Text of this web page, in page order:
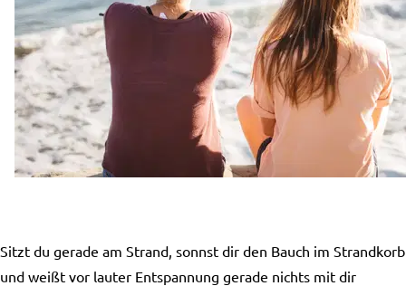
Sitzt du gerade am Strand, sonnst dir den Bauch im Strandkorb
und weißt vor lauter Entspannung gerade nichts mit dir